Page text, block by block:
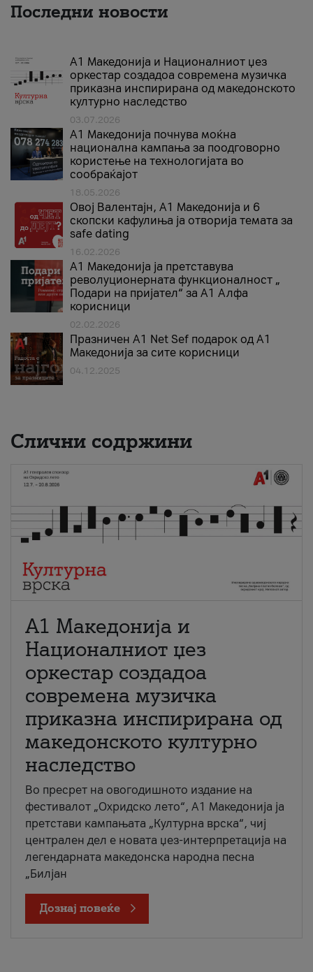
Последни новости
А1 Македонија и Националниот џез
оркестар создадоа современа музичка
приказна инспирирана од македонското
културно наследство
03.07.2026
A1 Македонија почнува моќна
национална кампања за поодговорно
користење на технологијата во
сообраќајот
18.05.2026
Овој Валентајн, A1 Македонија и 6
скопски кафулиња ја отворија темата за
safe dating
16.02.2026
А1 Македонија ја претставува
револуционерната функционалност „
Подари на пријател“ за А1 Алфа
корисници
02.02.2026
Празничен A1 Net Sеf подарок од А1
Македонија за сите корисници
04.12.2025
Слични содржини
А1 Македонија и
Националниот џез
оркестар создадоа
современа музичка
приказна инспирирана од
македонското културно
наследство
Во пресрет на овогодишното издание на
фестивалот „Охридско лето“, А1 Македонија ја
претстави кампањата „Културна врска“, чиј
централен дел е новата џез-интерпретација на
легендарната македонска народна песна
„Билјан
Дознај повеќе